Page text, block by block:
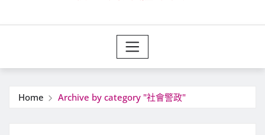
Home Archive by category "社會警政"